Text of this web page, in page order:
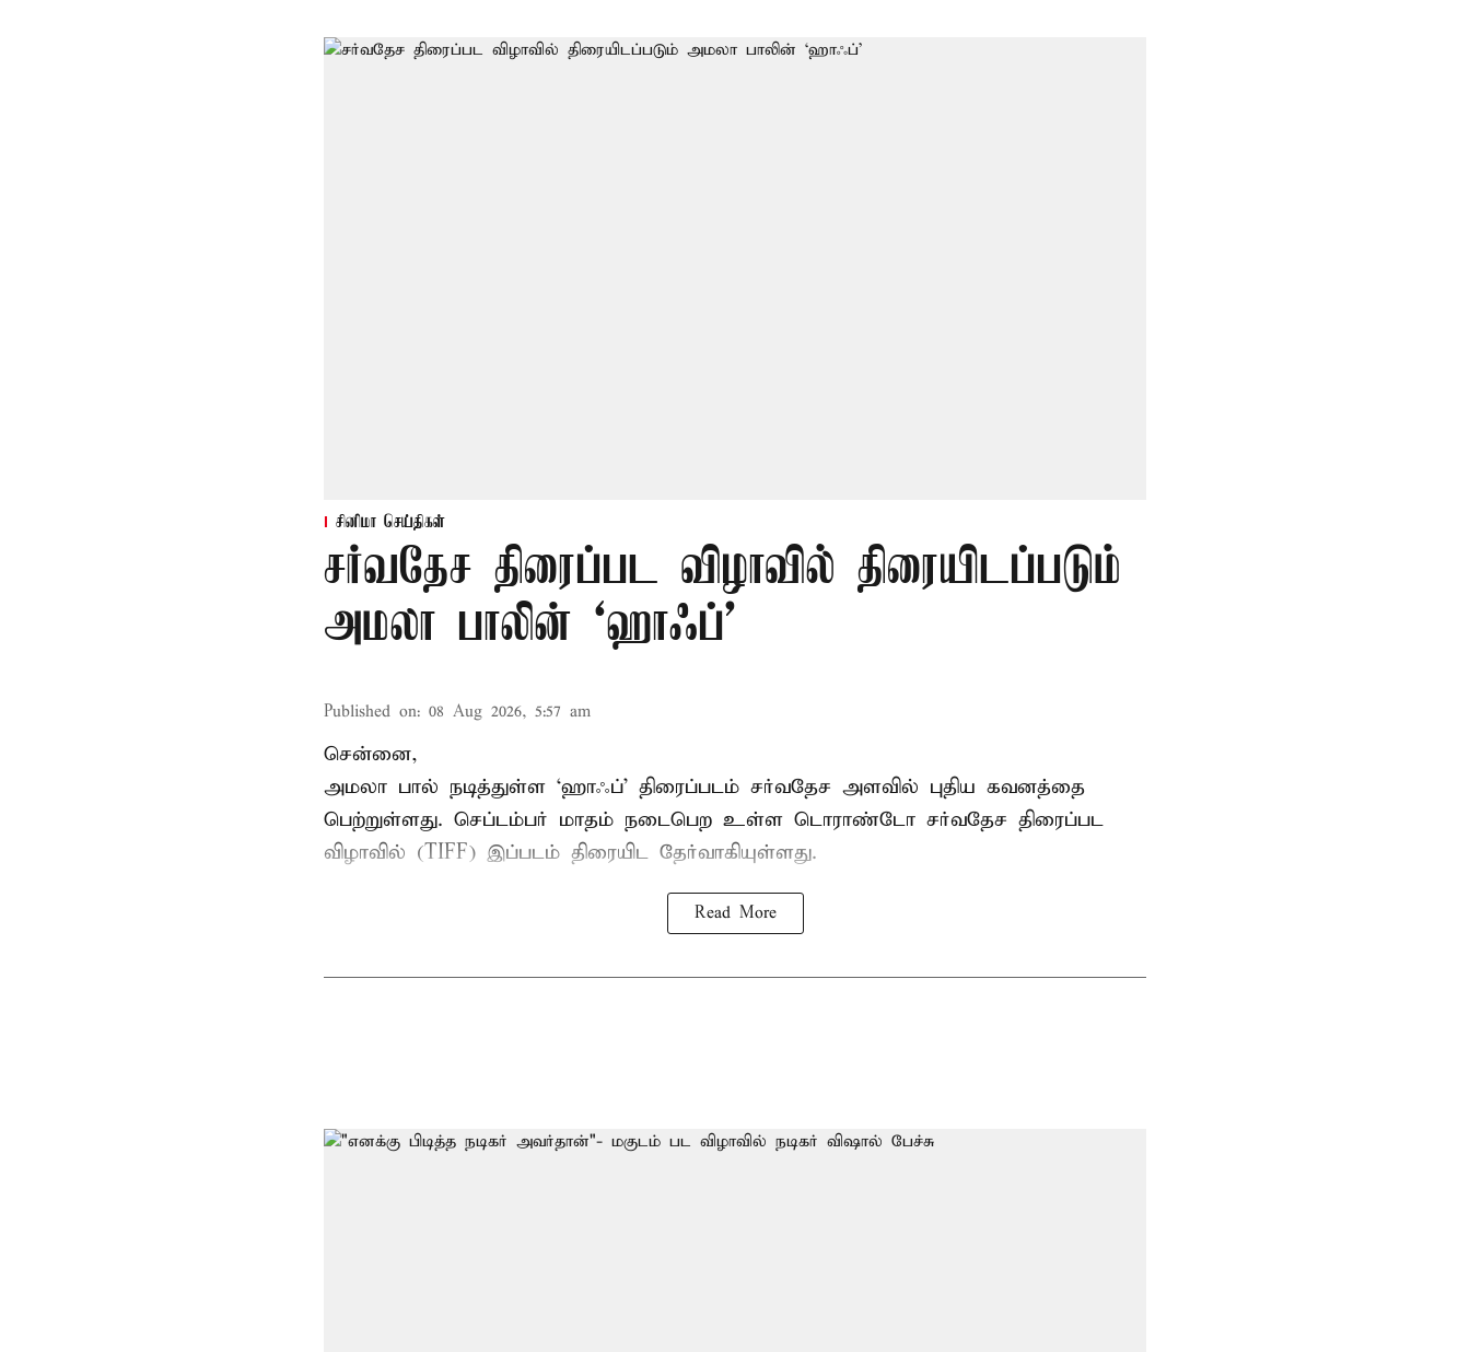
சினிமா செய்திகள்
சர்வதேச திரைப்பட விழாவில் திரையிடப்படும்
அமலா பாலின் ‘ஹாஃப்’
Published on: 08 Aug 2026, 5:57 am
சென்னை,
அமலா பால் நடித்துள்ள ‘ஹாஃப்’ திரைப்படம் சர்வதேச அளவில் புதிய கவனத்தை
பெற்றுள்ளது. செப்டம்பர் மாதம் நடைபெற உள்ள டொராண்டோ சர்வதேச திரைப்பட
விழாவில் (TIFF) இப்படம் திரையிட தேர்வாகியுள்ளது.
Read More